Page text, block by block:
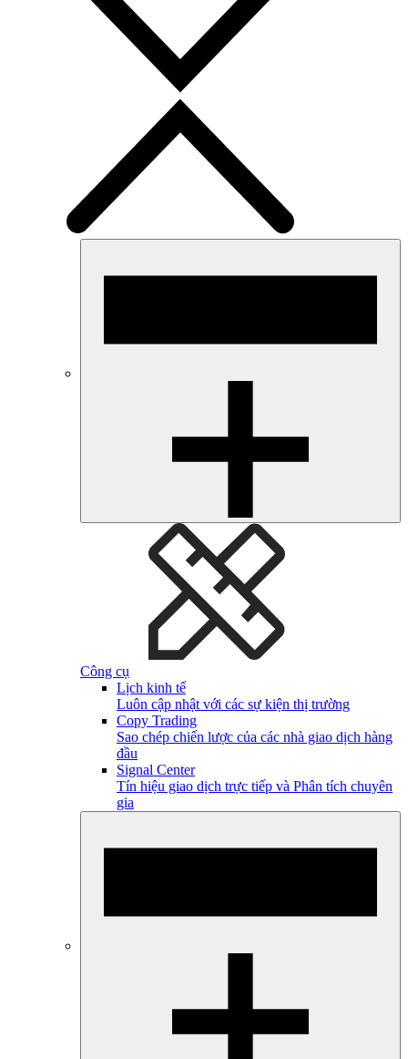
Công cụ
Lịch kinh tế
Luôn cập nhật với các sự kiện thị trường
Copy Trading
Sao chép chiến lược của các nhà giao dịch hàng
đầu
Signal Center
Tín hiệu giao dịch trực tiếp và Phân tích chuyên
gia